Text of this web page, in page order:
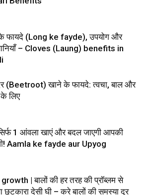
फायदे (Long ke fayde), उपयोग और
– Cloves (Laung) benefits in
(Beetroot) खाने के फायदे: त्वचा, बाल और
लिए
1 आंवला खाएं और बदल जाएगी आपकी
Aamla ke fayde aur Upyog
| बालों की हर तरह की प्रॉब्लम से
छुटकारा देसी घी – करे बालों की समस्या दूर